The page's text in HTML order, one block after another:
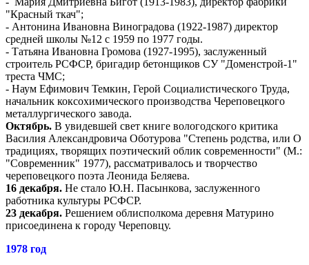
"Красный ткач";
- Антонина Ивановна Виноградова (1922-1987) директор
средней школы №12 с 1959 по 1977 годы.
- Татьяна Ивановна Громова (1927-1995), заслуженный
строитель РСФСР, бригадир бетонщиков СУ "Доменстрой-1"
треста ЧМС;
- Наум Ефимович Темкин, Герой Социалистического Труда,
начальник коксохимического производства Череповецкого
металлургического завода.
Октябрь. В увидевшей свет книге вологодского критика
Василия Александровича Оботурова "Степень родства, или О
традициях, творящих поэтический облик современности" (М.:
"Современник" 1977), рассматривалось и творчество
череповецкого поэта Леонида Беляева.
16 декабря. Не стало Ю.Н. Пасынкова, заслуженного
работника культуры РСФСР.
23 декабря. Решением облисполкома деревня Матурино
присоединена к городу Череповцу.
1978 год